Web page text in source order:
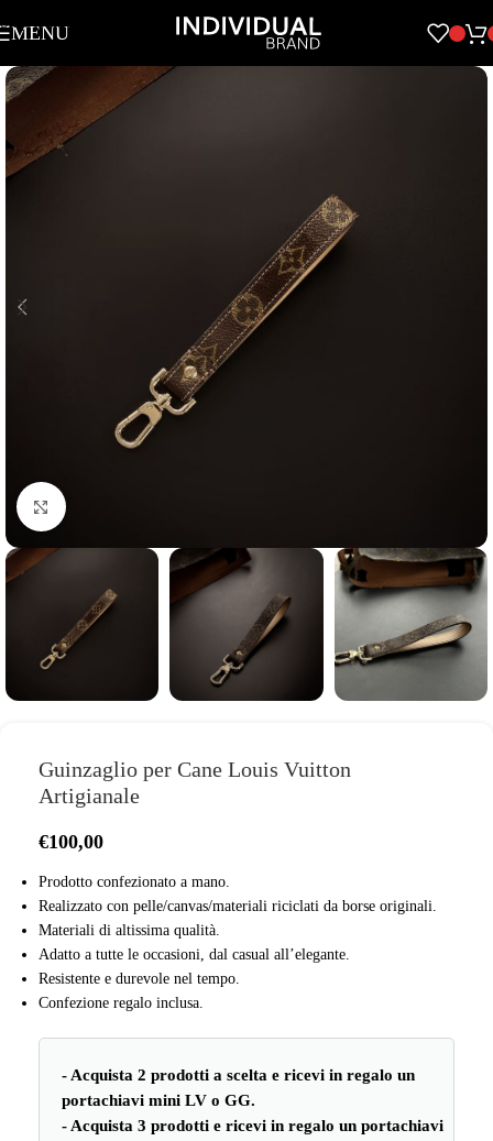
Skip to navigation
MENU
clicca per ingrandire
Guinzaglio per Cane Louis Vuitton
Artigianale
€100,00
Prodotto confezionato a mano.
Realizzato con pelle/canvas/materiali riciclati da borse originali.
Materiali di altissima qualità.
Adatto a tutte le occasioni, dal casual all’elegante.
Resistente e durevole nel tempo.
Confezione regalo inclusa.
- Acquista 2 prodotti a scelta e ricevi in regalo un
portachiavi mini LV o GG.
- Acquista 3 prodotti e ricevi in regalo un portachiavi